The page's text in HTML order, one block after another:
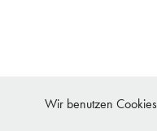
Wir benutzen Cookies